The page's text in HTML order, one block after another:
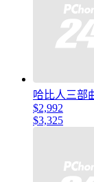
哈比人三部
$2,992
$3,325